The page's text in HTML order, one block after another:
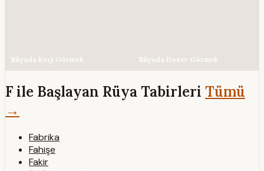
Rüyada Keçi Görmek Rüyada Dozer Görmek
F ile Başlayan Rüya Tabirleri Tümü
→
Fabrika
Fahişe
Fakir